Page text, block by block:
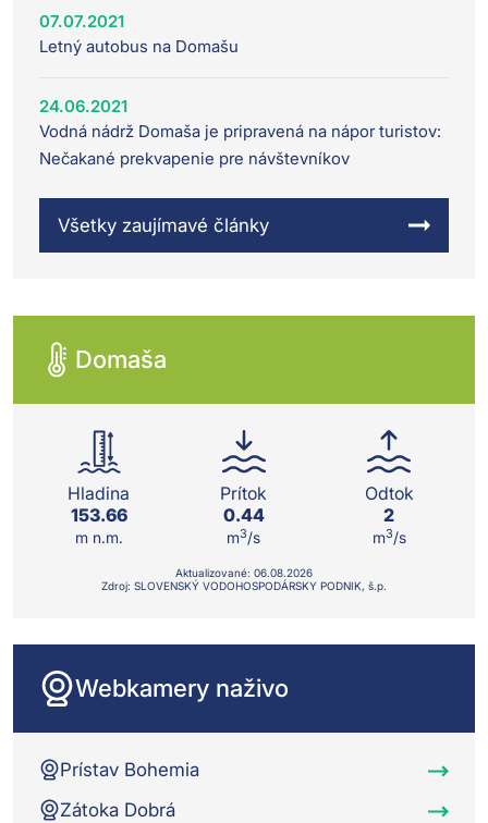
07.07.2021
Letný autobus na Domašu
24.06.2021
Vodná nádrž Domaša je pripravená na nápor turistov:
Nečakané prekvapenie pre návštevníkov
Všetky zaujímavé články
Domaša
Hladina
153.66
m n.m.
Prítok
0.44
m3/s
Odtok
2
m3/s
Aktualizované: 06.08.2026
Zdroj: SLOVENSKÝ VODOHOSPODÁRSKY PODNIK, š.p.
Webkamery naživo
Prístav Bohemia
Zátoka Dobrá